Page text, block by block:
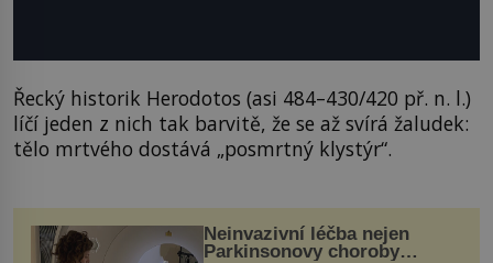
Řecký historik Herodotos (asi 484–430/420 př. n. l.)
líčí jeden z nich tak barvitě, že se až svírá žaludek:
tělo mrtvého dostává „posmrtný klystýr“.
Neinvazivní léčba nejen
Parkinsonovy choroby